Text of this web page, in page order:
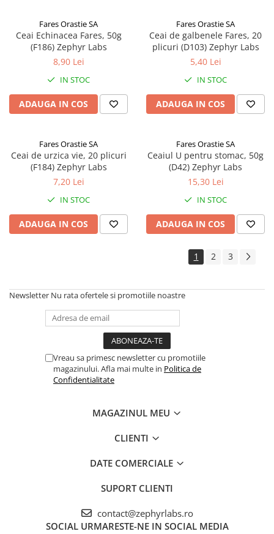
Fares Orastie SA
Ceai Echinacea Fares, 50g
(F186) Zephyr Labs
8,90 Lei
IN STOC
ADAUGA IN COS
Fares Orastie SA
Ceai de galbenele Fares, 20
plicuri (D103) Zephyr Labs
5,40 Lei
IN STOC
ADAUGA IN COS
Fares Orastie SA
Ceai de urzica vie, 20 plicuri
(F184) Zephyr Labs
7,20 Lei
IN STOC
ADAUGA IN COS
Fares Orastie SA
Ceaiul U pentru stomac, 50g
(D42) Zephyr Labs
15,30 Lei
IN STOC
ADAUGA IN COS
1 2 3
Newsletter Nu rata ofertele si promotiile noastre
Vreau sa primesc newsletter cu promotiile
magazinului. Afla mai multe in Politica de
Confidentialitate
MAGAZINUL MEU
CLIENTI
DATE COMERCIALE
SUPORT CLIENTI
contact@zephyrlabs.ro
SOCIAL URMARESTE-NE IN SOCIAL MEDIA